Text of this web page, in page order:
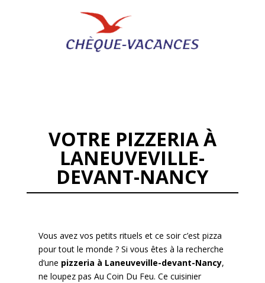
VOTRE PIZZERIA À
LANEUVEVILLE-
DEVANT-NANCY
Vous avez vos petits rituels et ce soir c’est pizza
pour tout le monde ? Si vous êtes à la recherche
d’une pizzeria à Laneuveville-devant-Nancy,
ne loupez pas Au Coin Du Feu. Ce cuisinier